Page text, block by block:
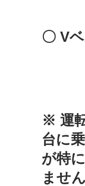
〇 V
※ 運
台に
が特
ませ